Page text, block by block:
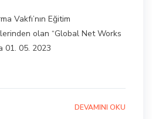
Vakfı’nın Eğitim
olan “Global Net Works
01. 05. 2023
DEVAMINI OKU